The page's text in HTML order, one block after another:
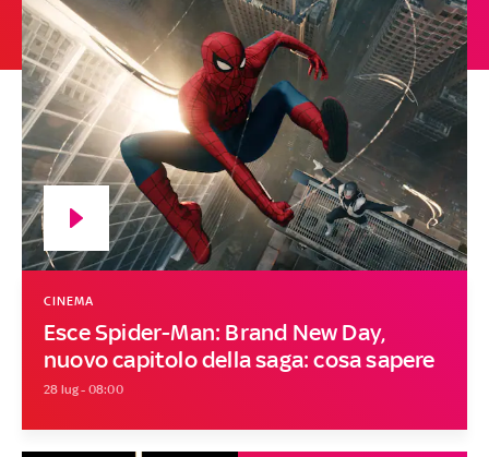
Esce Spider-Man: Brand New Day,
nuovo capitolo della saga: cosa sapere
CINEMA
28 lug - 08:00